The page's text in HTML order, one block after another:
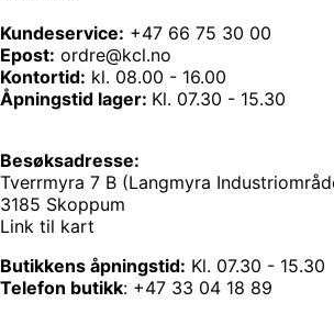
Kundeservice: +47 66 75 30 00
Epost: ordre@kcl.no
Kontortid: kl. 08.00 - 16.00
Åpningstid lager: Kl. 07.30 - 15.30
Besøksadresse:
Tverrmyra 7 B (Langmyra
3185 Skoppum
Link til kart
Butikkens åpningstid: Kl. 07.30 - 15.30
Telefon butikk: +47 33 04 18 89